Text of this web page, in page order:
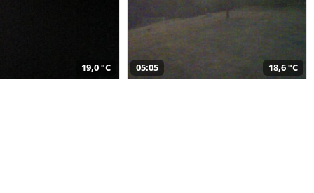
19,0 °C 05:05 18,6 °C